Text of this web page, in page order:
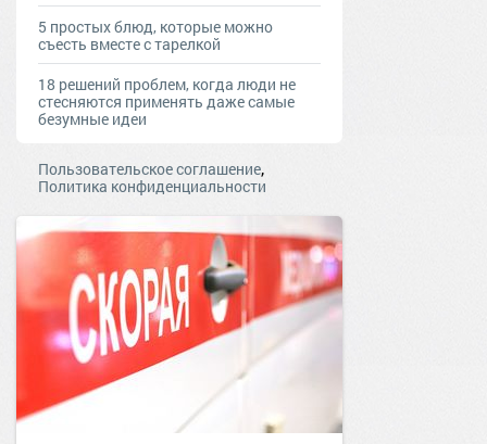
5 простых блюд, которые можно
съесть вместе с тарелкой
18 решений проблем, когда люди не
стесняются применять даже самые
безумные идеи
Пользовательское соглашение,
Политика конфиденциальности